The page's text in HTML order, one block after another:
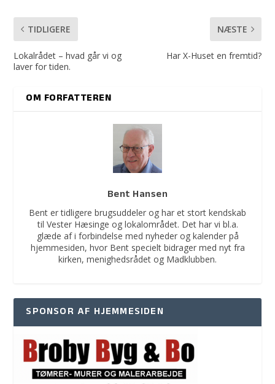
TIDLIGERE
Lokalrådet – hvad går vi og
laver for tiden.
NÆSTE
Har X-Huset en fremtid?
OM FORFATTEREN
Bent Hansen
Bent er tidligere brugsuddeler og har et stort kendskab
til Vester Hæsinge og lokalområdet. Det har vi bl.a.
glæde af i forbindelse med nyheder og kalender på
hjemmesiden, hvor Bent specielt bidrager med nyt fra
kirken, menighedsrådet og Madklubben.
SPONSOR AF HJEMMESIDEN